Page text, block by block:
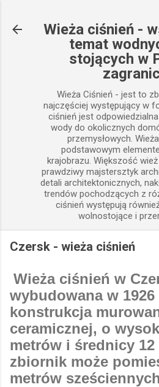
Wieża ciśnień -
temat
stojących w
Wieża Ciśnień - jest to
najczęściej występujący w
ciśnień jest
wody do okolicznych
przemysłowych.
podstawowym
krajobrazu. Większość
prawdziwy majstersztyk
detali architektonicznych,
trendów pochodzących z
ciśnień występują
wolnostojące i
Czersk - wieża ciśnień
Wieża ciśnień w
wybudowana w
konstrukcja
ceramicznej, o
metrów i średnicy 12
zbiornik może
metrów